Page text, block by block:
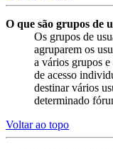
O que são grupos de
Os grupos de
agruparem os
a vários grupos
de acesso
destinar vários
determinado
Voltar ao topo